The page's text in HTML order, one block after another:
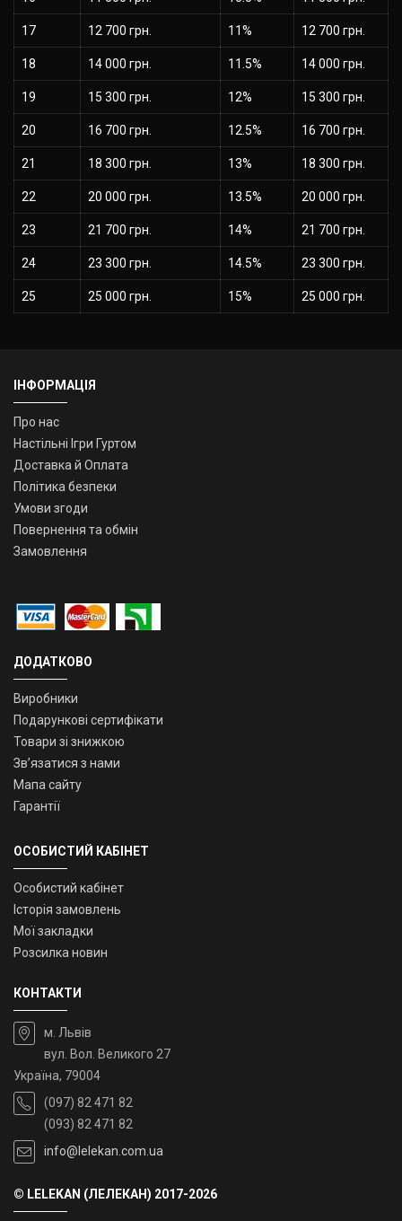
17 12 700 грн. 11% 12 700 грн.
18 14 000 грн. 11.5% 14 000 грн.
19 15 300 грн. 12% 15 300 грн.
20 16 700 грн. 12.5% 16 700 грн.
21 18 300 грн. 13% 18 300 грн.
22 20 000 грн. 13.5% 20 000 грн.
23 21 700 грн. 14% 21 700 грн.
24 23 300 грн. 14.5% 23 300 грн.
25 25 000 грн. 15% 25 000 грн.
ІНФОРМАЦІЯ
Про нас
Настільні Ігри Гуртом
Доставка й Оплата
Політика безпеки
Умови згоди
Повернення та обмін
Замовлення
ДОДАТКОВО
Виробники
Подарункові сертифікати
Товари зі знижкою
Зв’язатися з нами
Мапа сайту
Гарантії
ОСОБИСТИЙ КАБІНЕТ
Особистий кабінет
Історія замовлень
Мої закладки
Розсилка новин
КОНТАКТИ
м. Львів
вул. Вол. Великого 27
Україна, 79004
(097) 82 471 82
(093) 82 471 82
info@lelekan.com.ua
© LELEKAN (ЛЕЛЕКАН) 2017-2026